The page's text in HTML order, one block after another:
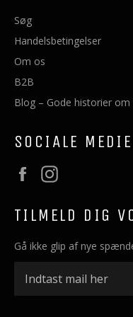
Søg
Handelsbetingelser
Om os
B2B
Blog – Gode historier om
SOCIALE
Facebook
TILMELD DIG
Gå ikke glip af nye